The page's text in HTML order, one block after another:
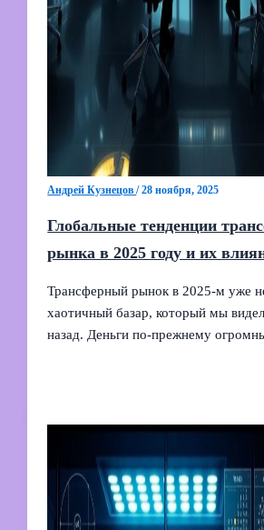
Андрей Кузнецов/28 ноября, 2025
Глобальные тенденции
рынка в 2025 году и их
Трансферный рынок в 2025-м уже
хаотичный базар, который мы
назад. Деньги по‑прежнему